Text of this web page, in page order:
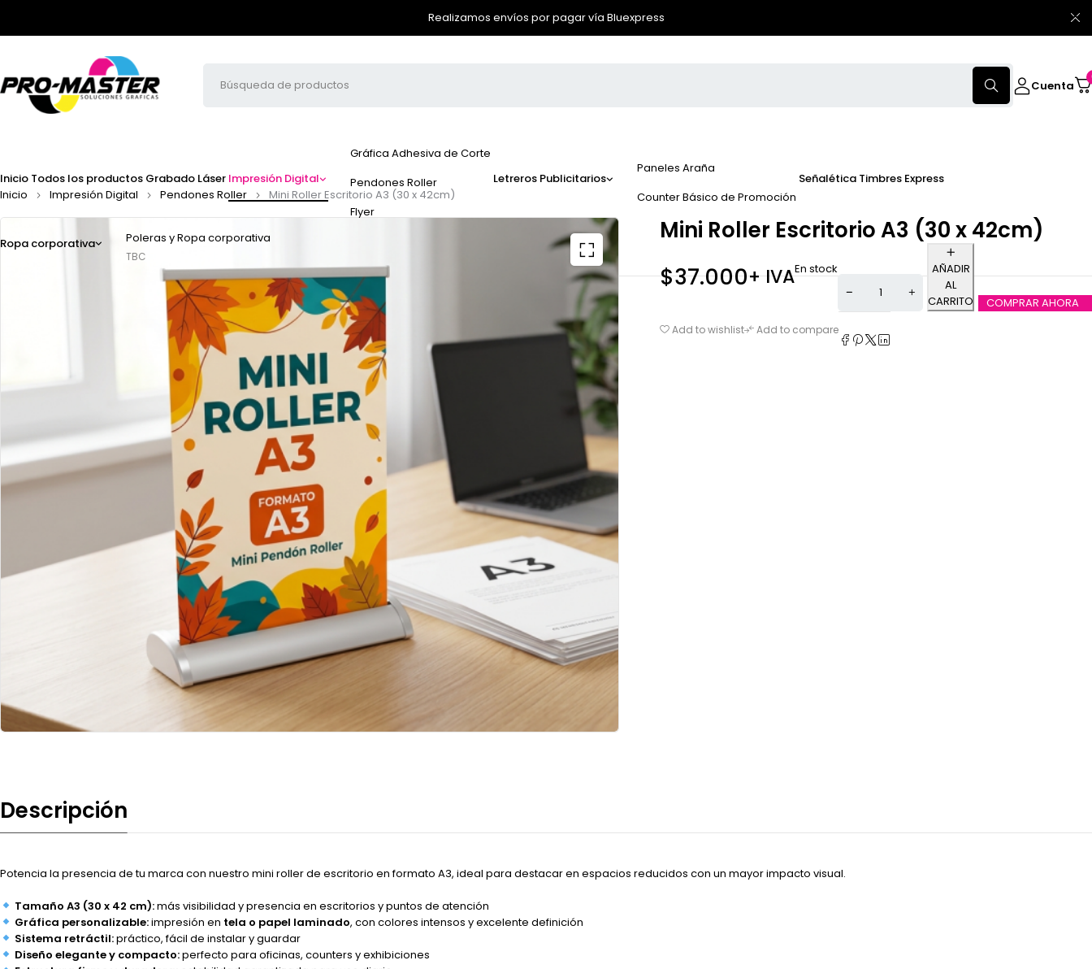
Realizamos envíos por pagar vía Bluexpress
Cuenta
Inicio Todos los productos Grabado Láser Impresión Digital
Gráfica Adhesiva de Corte
Pendones Roller
Flyer
Letreros Publicitarios
Paneles Araña
Counter Básico de Promoción
Señalética Timbres Express
Ropa corporativa Poleras y Ropa corporativa
TBC
Inicio Impresión Digital Pendones Roller Mini Roller Escritorio A3 (30 x 42cm)
Mini Roller Escritorio A3 (30 x 42cm)
$37.000+ IVAEn stock
AÑADIR
AL
CARRITO
COMPRAR AHORA
Add to wishlist Add to compare
Descripción
Potencia la presencia detu marca con nuestro mini rollerde escritorio enformato A3, ideal para destacaren espacios reducidos con un mayorimpacto visual.
Tamaño A3 (30 x 42 cm):más visibilidad ypresencia en escritorios ypuntos de atención
Gráfica personalizable:impresión en tela o papel laminado, con colores intensos yexcelente definición
Sistema retráctil:práctico,fácil de instalaryguardar
Diseño elegantey compacto:perfecto para oficinas, counters yexhibiciones